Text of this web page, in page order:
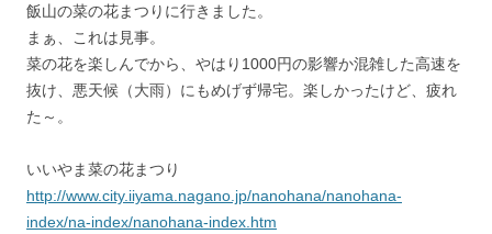
飯山の菜の花まつりに行きました。
まぁ、これは見事。
菜の花を楽しんでから、やはり1000円の影響か混雑した高速を
抜け、悪天候（大雨）にもめげず帰宅。楽しかったけど、疲れ
た～。
いいやま菜の花まつり
http://www.city.iiyama.nagano.jp/nanohana/nanohana-
index/na-index/nanohana-index.htm